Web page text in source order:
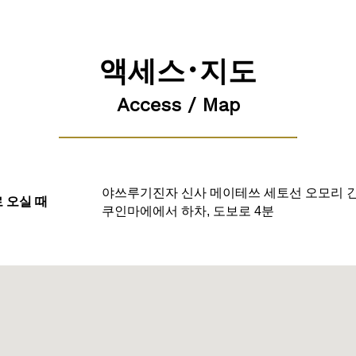
액세스･지도
Access / Map
오실 때
야쓰루기진자 신사 메이테쓰 세토선 오모리
쿠인마에에서 하차, 도보로 4분